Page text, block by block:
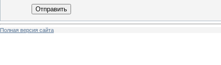
Отправить
Полная версия сайта